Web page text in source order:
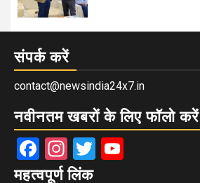
संपर्क करें
contact@newsindia24x7.in
नवीनतम खबरों के लिए फॉलो करें
Facebook
Instagram
Twitter
महत्वपूर्ण लिंक